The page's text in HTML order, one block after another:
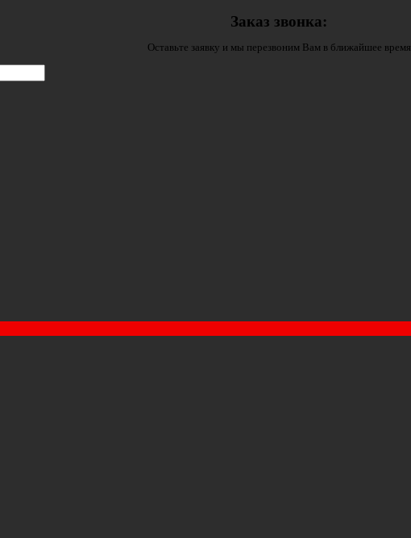
Заказ звонка:
Оставьте заявку и мы перезвоним Вам в ближайшее время